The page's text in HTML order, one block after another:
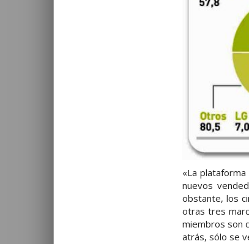
«La
nuevos
obstante, los
otras tres
miembros son
atrás, sólo se